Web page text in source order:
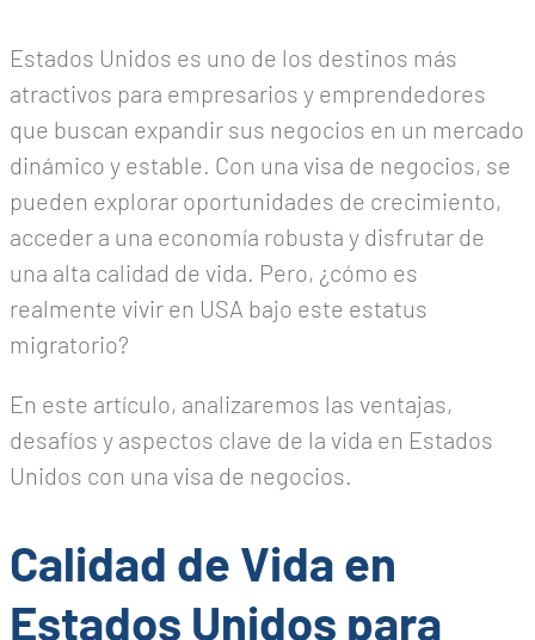
Estados Unidos es uno de los destinos más
atractivos para empresarios y emprendedores
que buscan expandir sus negocios en un mercado
dinámico y estable. Con una visa de negocios, se
pueden explorar oportunidades de crecimiento,
acceder a una economía robusta y disfrutar de
una alta calidad de vida. Pero, ¿cómo es
realmente vivir en USA bajo este estatus
migratorio?
En este artículo, analizaremos las ventajas,
desafíos y aspectos clave de la vida en Estados
Unidos con una visa de negocios.
Calidad de Vida en
Estados Unidos para